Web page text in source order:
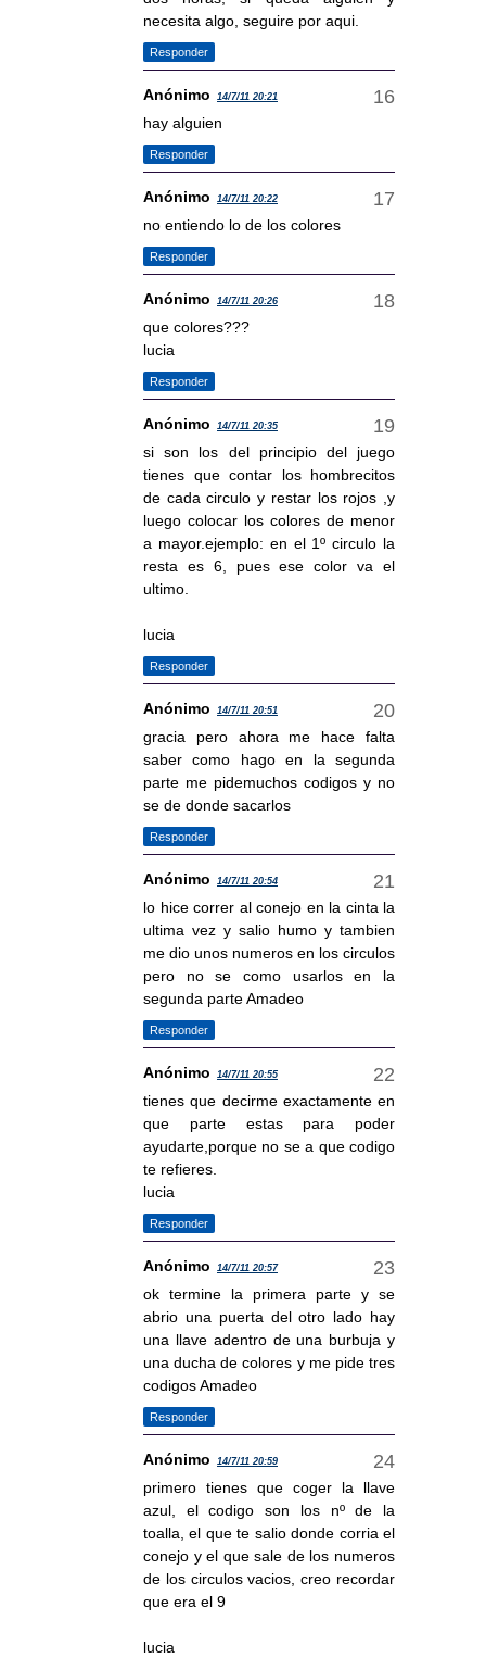
necesita algo, seguire por aqui.
Responder
Anónimo 14/7/11 20:21
hay alguien
Responder
Anónimo 14/7/11 20:22
no entiendo lo de los colores
Responder
Anónimo 14/7/11 20:26
que colores???
lucia
Responder
Anónimo 14/7/11 20:35
si son los del principio del juego
tienes que contar los hombrecitos
de cada circulo y restar los rojos ,y
luego colocar los colores de menor
a mayor.ejemplo: en el 1º circulo la
resta es 6, pues ese color va el
ultimo.
lucia
Responder
Anónimo 14/7/11 20:51
gracia pero ahora me hace falta
saber como hago en la segunda
parte me pidemuchos codigos y no
se de donde sacarlos
Responder
Anónimo 14/7/11 20:54
lo hice correr al conejo en la cinta la
ultima vez y salio humo y tambien
me dio unos numeros en los circulos
pero no se como usarlos en la
segunda parte Amadeo
Responder
Anónimo 14/7/11 20:55
tienes que decirme exactamente en
que parte estas para poder
ayudarte,porque no se a que codigo
te refieres.
lucia
Responder
Anónimo 14/7/11 20:57
ok termine la primera parte y se
abrio una puerta del otro lado hay
una llave adentro de una burbuja y
una ducha de colores y me pide tres
codigos Amadeo
Responder
Anónimo 14/7/11 20:59
primero tienes que coger la llave
azul, el codigo son los nº de la
toalla, el que te salio donde corria el
conejo y el que sale de los numeros
de los circulos vacios, creo recordar
que era el 9
lucia